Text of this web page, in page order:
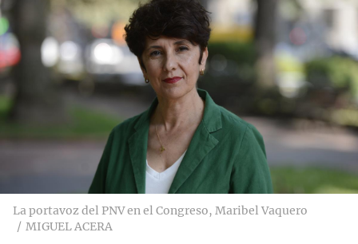
La portavoz del PNV en el Congreso, Maribel Vaquero
MIGUEL ACERA